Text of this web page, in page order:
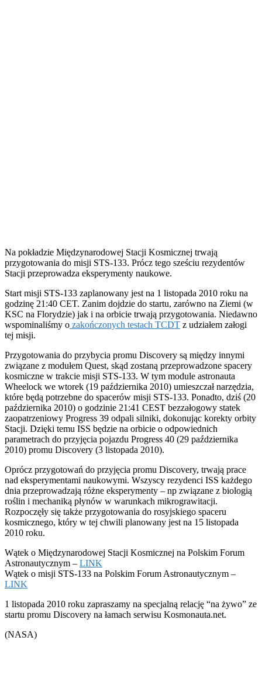
Na pokładzie Międzynarodowej Stacji Kosmicznej trwają
przygotowania do misji STS-133. Prócz tego sześciu rezydentów
Stacji przeprowadza eksperymenty naukowe.
Start misji STS-133 zaplanowany jest na 1 listopada 2010 roku na
godzinę 21:40 CET. Zanim dojdzie do startu, zarówno na Ziemi (w
KSC na Florydzie) jak i na orbicie trwają przygotowania. Niedawno
wspominaliśmy o zakończonych testach TCDT z udziałem załogi
tej misji.
Przygotowania do przybycia promu Discovery są między innymi
związane z modułem Quest, skąd zostaną przeprowadzone spacery
kosmiczne w trakcie misji STS-133. W tym module astronauta
Wheelock we wtorek (19 października 2010) umieszczał narzędzia,
które będą potrzebne do spacerów misji STS-133. Ponadto, dziś (20
października 2010) o godzinie 21:41 CEST bezzałogowy statek
zaopatrzeniowy Progress 39 odpali silniki, dokonując korekty orbity
Stacji. Dzięki temu ISS będzie na orbicie o odpowiednich
parametrach do przyjęcia pojazdu Progress 40 (29 października
2010) promu Discovery (3 listopada 2010).
Oprócz przygotowań do przyjęcia promu Discovery, trwają prace
nad eksperymentami naukowymi. Wszyscy rezydenci ISS każdego
dnia przeprowadzają różne eksperymenty – np związane z biologią
roślin i mechaniką płynów w warunkach mikrograwitacji.
Rozpoczęły się także przygotowania do rosyjskiego spaceru
kosmicznego, który w tej chwili planowany jest na 15 listopada
2010 roku.
Wątek o Międzynarodowej Stacji Kosmicznej na Polskim Forum
Astronautycznym – LINK
Wątek o misji STS-133 na Polskim Forum Astronautycznym –
LINK
1 listopada 2010 roku zapraszamy na specjalną relację “na żywo” ze
startu promu Discovery na łamach serwisu Kosmonauta.net.
(NASA)